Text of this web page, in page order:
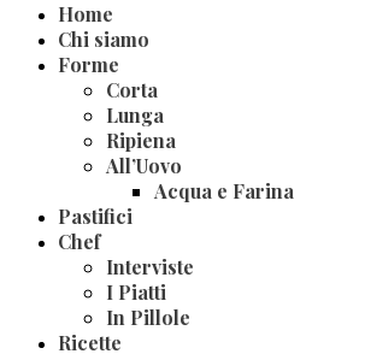
Home
Chi siamo
Forme
Corta
Lunga
Ripiena
All’Uovo
Acqua e Farina
Pastifici
Chef
Interviste
I Piatti
In Pillole
Ricette